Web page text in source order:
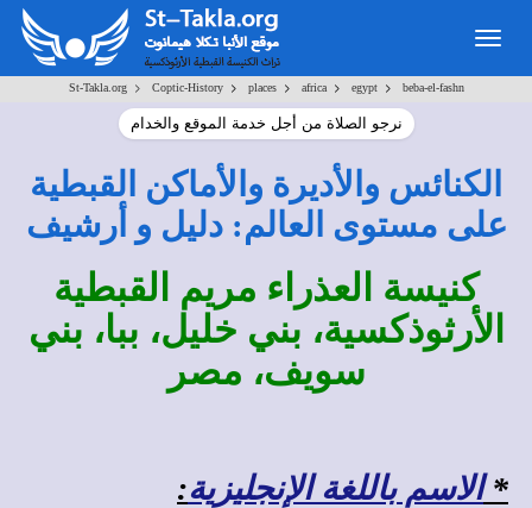
St-Takla.org> Coptic-History> places> africa> egypt> beba-el-fashn
نرجو الصلاة من أجل خدمة الموقع والخدام
الكنائس والأديرة والأماكن القبطية
على مستوى العالم: دليل و أرشيف
كنيسة العذراء مريم القبطية
الأرثوذكسية، بني خليل، ببا، بني
سويف، مصر
*الاسم باللغة الإنجليزية: